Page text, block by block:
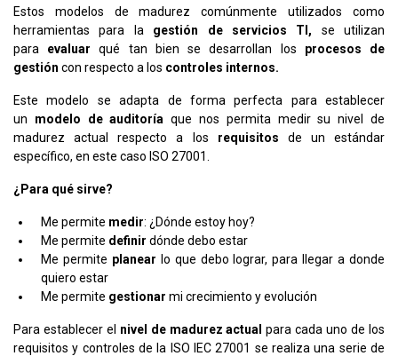
Estos modelos de madurez comúnmente utilizados como
herramientas para la gestión de servicios TI, se utilizan
para evaluar qué tan bien se desarrollan los procesos de
gestión con respecto a los controles internos.
Este modelo se adapta de forma perfecta para establecer
un modelo de auditoría que nos permita medir su nivel de
madurez actual respecto a los requisitos de un estándar
específico, en este caso ISO 27001.
¿Para qué sirve?
Me permite medir: ¿Dónde estoy hoy?
Me permite definir dónde debo estar
Me permite planear lo que debo lograr, para llegar a donde
quiero estar
Me permite gestionar mi crecimiento y evolución
Para establecer el nivel de madurez actual para cada uno de los
requisitos y controles de la ISO IEC 27001 se realiza una serie de